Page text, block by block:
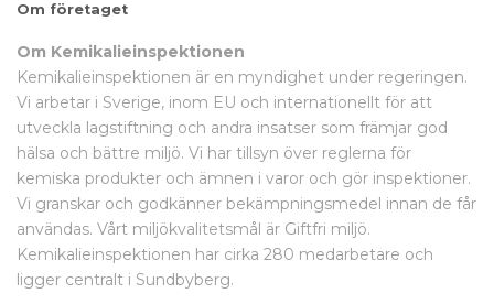
Om företaget
Om Kemikalieinspektionen
Kemikalieinspektionen är en myndighet under regeringen.
Vi arbetar i Sverige, inom EU och internationellt för att
utveckla lagstiftning och andra insatser som främjar god
hälsa och bättre miljö. Vi har tillsyn över reglerna för
kemiska produkter och ämnen i varor och gör inspektioner.
Vi granskar och godkänner bekämpningsmedel innan de får
användas. Vårt miljökvalitetsmål är Giftfri miljö.
Kemikalieinspektionen har cirka 280 medarbetare och
ligger centralt i Sundbyberg.